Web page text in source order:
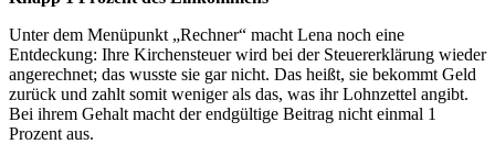
Unter dem Menüpunkt „Rechner“ macht Lena noch eine
Entdeckung: Ihre Kirchensteuer wird bei der Steuererklärung wieder
angerechnet; das wusste sie gar nicht. Das heißt, sie bekommt Geld
zurück und zahlt somit weniger als das, was ihr Lohnzettel angibt.
Bei ihrem Gehalt macht der endgültige Beitrag nicht einmal 1
Prozent aus.